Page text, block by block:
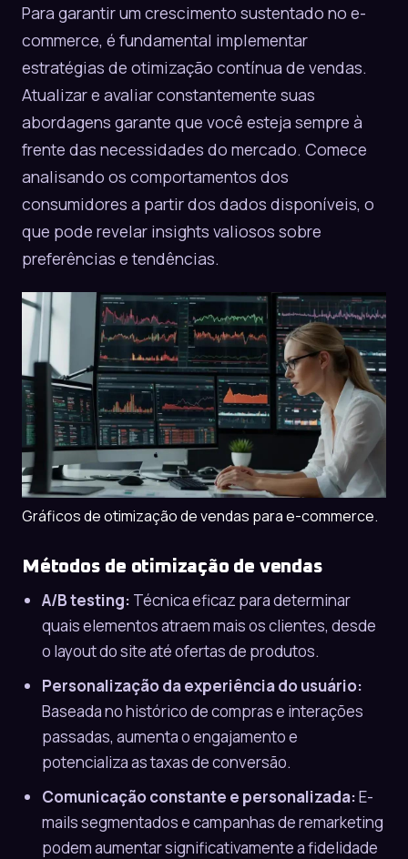
Para garantir um crescimento sustentado no e-
commerce, é fundamental implementar
estratégias de otimização contínua de vendas.
Atualizar e avaliar constantemente suas
abordagens garante que você esteja sempre à
frente das necessidades do mercado. Comece
analisando os comportamentos dos
consumidores a partir dos dados disponíveis, o
que pode revelar insights valiosos sobre
preferências e tendências.
Gráficos de otimização de vendas para e-commerce.
Métodos de otimização de vendas
A/B testing: Técnica eficaz para determinar
quais elementos atraem mais os clientes, desde
o layout do site até ofertas de produtos.
Personalização da experiência do usuário:
Baseada no histórico de compras e interações
passadas, aumenta o engajamento e
potencializa as taxas de conversão.
Comunicação constante e personalizada:E-
mails segmentados e campanhas de remarketing
podem aumentar significativamente a fidelidade